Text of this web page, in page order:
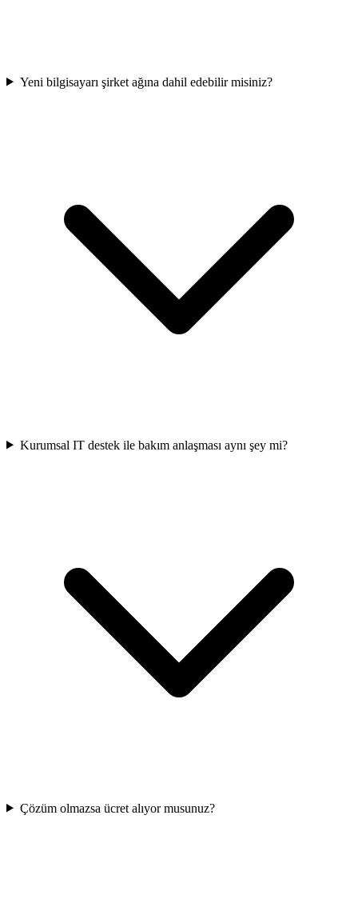
Yeni bilgisayarı şirket ağına dahil edebilir misiniz?
Kurumsal IT destek ile bakım anlaşması aynı şey mi?
Çözüm olmazsa ücret alıyor musunuz?